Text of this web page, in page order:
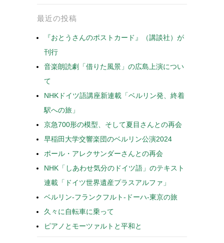
最近の投稿
『おとうさんのポストカード』（講談社）が
刊行
音楽朗読劇「借りた風景」の広島上演につい
て
NHKドイツ語講座新連載「ベルリン発、終着
駅への旅」
京急700形の模型、そして夏目さんとの再会
早稲田大学交響楽団のベルリン公演2024
ポール・アレクサンダーさんとの再会
NHK「しあわせ気分のドイツ語」のテキスト
連載「ドイツ世界遺産プラスアルファ」
ベルリン-フランクフルト-ドーハ-東京の旅
久々に自転車に乗って
ピアノとモーツァルトと平和と